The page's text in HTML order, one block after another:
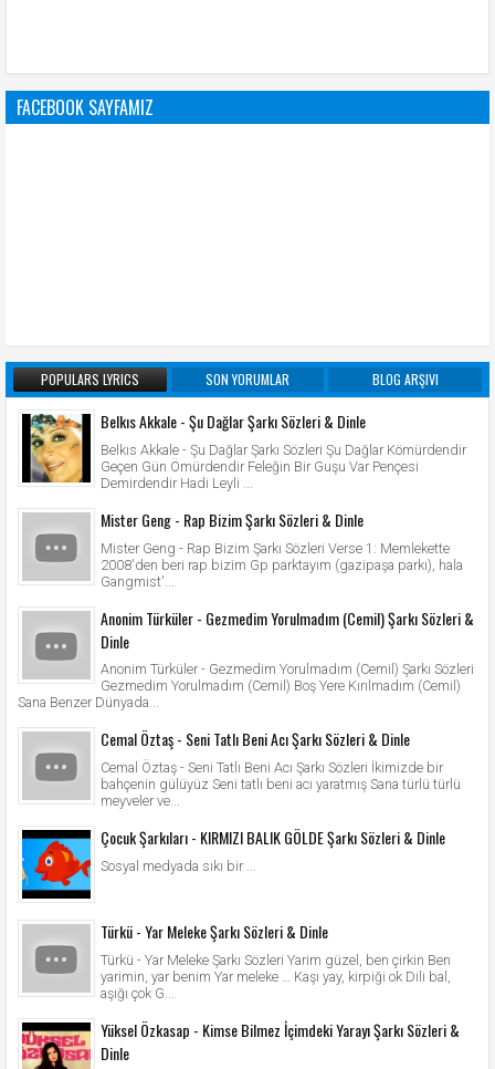
FACEBOOK SAYFAMIZ
POPULARS LYRICS SON YORUMLAR BLOG ARŞIVI
Belkıs Akkale - Şu Dağlar Şarkı Sözleri & Dinle
Belkıs Akkale - Şu Dağlar Şarkı Sözleri Şu Dağlar Kömürdendir
Geçen Gün Ömürdendir Feleğin Bir Guşu Var Pençesi
Demirdendir Hadi Leyli ...
Mister Geng - Rap Bizim Şarkı Sözleri & Dinle
Mister Geng - Rap Bizim Şarkı Sözleri Verse 1: Memlekette
2008'den beri rap bizim Gp parktayım (gazipaşa parkı), hala
Gangmist'...
Anonim Türküler - Gezmedim Yorulmadım (Cemil) Şarkı Sözleri &
Dinle
Anonim Türküler - Gezmedim Yorulmadım (Cemil) Şarkı Sözleri
Gezmedim Yorulmadım (Cemil) Boş Yere Kırılmadım (Cemil)
Sana Benzer Dünyada...
Cemal Öztaş - Seni Tatlı Beni Acı Şarkı Sözleri & Dinle
Cemal Öztaş - Seni Tatlı Beni Acı Şarkı Sözleri İkimizde bir
bahçenin gülüyüz Seni tatlı beni acı yaratmış Sana türlü türlü
meyveler ve...
Çocuk Şarkıları - KIRMIZI BALIK GÖLDE Şarkı Sözleri & Dinle
Sosyal medyada sıkı bir ...
Türkü - Yar Meleke Şarkı Sözleri & Dinle
Türkü - Yar Meleke Şarkı Sözleri Yarim güzel, ben çirkin Ben
yarimin, yar benim Yar meleke … Kaşı yay, kirpiği ok Dili bal,
aşığı çok G...
Yüksel Özkasap - Kimse Bilmez İçimdeki Yarayı Şarkı Sözleri &
Dinle